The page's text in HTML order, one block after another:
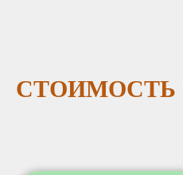
СТОИМОСТЬ